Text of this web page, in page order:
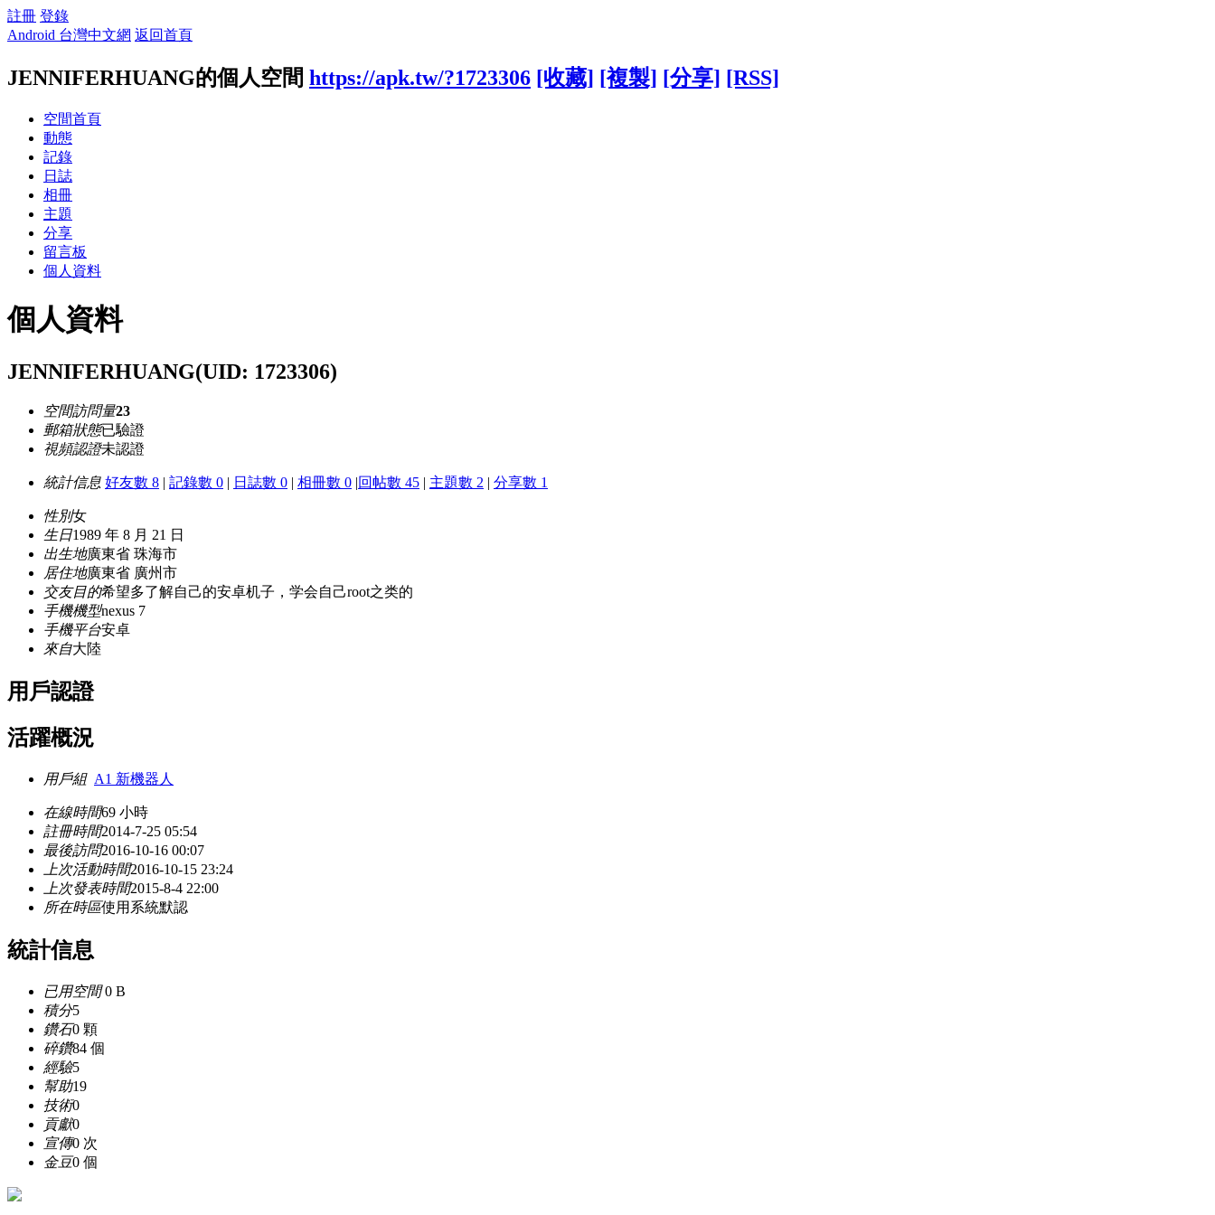
註冊 登錄
Android 台灣中文網 返回首頁
JENNIFERHUANG的個人空間 https://apk.tw/?1723306 [收藏] [複製] [分享] [RSS]
空間首頁
動態
記錄
日誌
相冊
主題
分享
留言板
個人資料
個人資料
JENNIFERHUANG(UID: 1723306)
空間訪問量23
郵箱狀態已驗證
視頻認證未認證
統計信息 好友數 8 | 記錄數 0 | 日誌數 0 | 相冊數 0 |回帖數 45 | 主題數 2 | 分享數 1
性別女
生日1989 年 8 月 21 日
出生地廣東省 珠海市
居住地廣東省 廣州市
交友目的希望多了解自己的安卓机子，学会自己root之类的
手機機型nexus 7
手機平台安卓
來自大陸
用戶認證
活躍概況
用戶組 A1 新機器人
在線時間69 小時
註冊時間2014-7-25 05:54
最後訪問2016-10-16 00:07
上次活動時間2016-10-15 23:24
上次發表時間2015-8-4 22:00
所在時區使用系統默認
統計信息
已用空間0 B
積分5
鑽石0 顆
碎鑽84 個
經驗5
幫助19
技術0
貢獻0
宣傳0 次
金豆0 個